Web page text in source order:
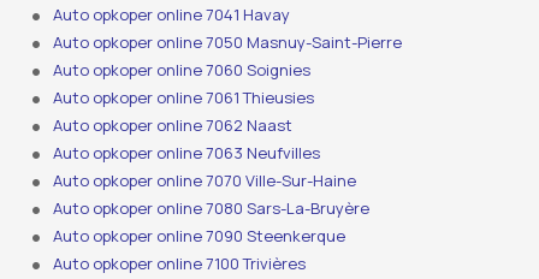
Auto opkoper online 7041 Havay
Auto opkoper online 7050 Masnuy-Saint-Pierre
Auto opkoper online 7060 Soignies
Auto opkoper online 7061 Thieusies
Auto opkoper online 7062 Naast
Auto opkoper online 7063 Neufvilles
Auto opkoper online 7070 Ville-Sur-Haine
Auto opkoper online 7080 Sars-La-Bruyère
Auto opkoper online 7090 Steenkerque
Auto opkoper online 7100 Trivières